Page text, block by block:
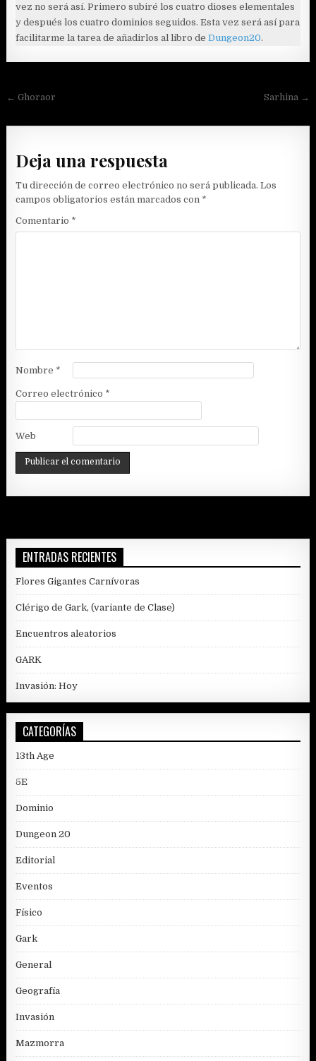
vez no será así. Primero subiré los cuatro dioses elementales
y después los cuatro dominios seguidos. Esta vez será así para
facilitarme la tarea de añadirlos al libro deDungeon20.
Navegación
de
← Ghoraor Sarhina →
Deja una respuesta
Tu dirección de correo electrónico no será publicada. Los
campos obligatorios están marcados con *
Comentario *
Nombre *
Correo electrónico *
Web
ENTRADAS RECIENTES
Flores Gigantes Carnívoras
Clérigo de Gark, (variante de Clase)
Encuentros aleatorios
GARK
Invasión: Hoy
CATEGORÍAS
13th Age
5E
Dominio
Dungeon 20
Editorial
Eventos
Físico
Gark
General
Geografía
Invasión
Mazmorra